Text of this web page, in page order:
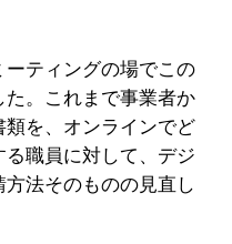
ティングの場でこの
。これまで事業者か
類を、オンラインでど
職員に対して、デジ
法そのものの見直し